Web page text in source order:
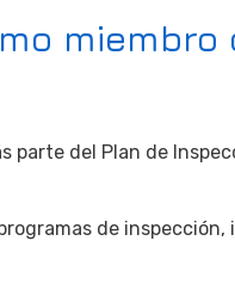
miembro
parte del Plan de
de